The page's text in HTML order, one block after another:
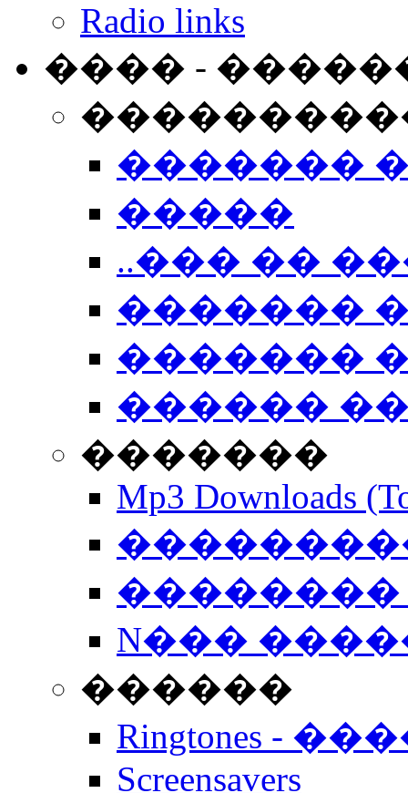
Radio links
���� -
�������
�����
..��� ��
�������
�������
������
�������
Mp3 Downloads
��������
N���
������
Ringtones -
Screensavers